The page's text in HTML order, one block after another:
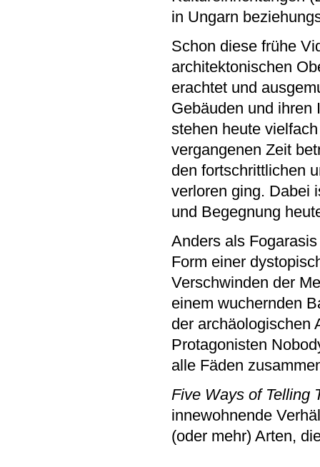
in Ungarn
Schon diese frühe
architektonischen
erachtet und
Gebäuden und ihren
stehen heute
vergangenen Zeit
den fortschrittlichen
verloren ging. Dabei
und Begegnung
Anders als
Form einer
Verschwinden der
einem wuchernden
der archäologischen
Protagonisten
alle Fäden
Five Ways of Telling
innewohnende
(oder mehr) Arten,